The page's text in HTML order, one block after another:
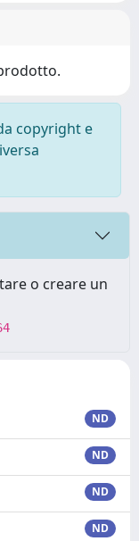
copyright e
o creare un
ND
ND
ND
ND